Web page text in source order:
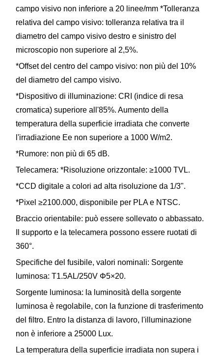
campo visivo non inferiore a 20 linee/mm *Tolleranza
relativa del campo visivo: tolleranza relativa tra il
diametro del campo visivo destro e sinistro del
microscopio non superiore al 2,5%.
*Offset del centro del campo visivo: non più del 10%
del diametro del campo visivo.
*Dispositivo di illuminazione: CRI (indice di resa
cromatica) superiore all'85%. Aumento della
temperatura della superficie irradiata che converte
l'irradiazione Ee non superiore a 1000 W/m2.
*Rumore: non più di 65 dB.
Telecamera: *Risoluzione orizzontale: ≥1000 TVL.
*CCD digitale a colori ad alta risoluzione da 1/3".
*Pixel ≥2100.000, disponibile per PLA e NTSC.
Braccio orientabile: può essere sollevato o abbassato.
Il supporto e la telecamera possono essere ruotati di
360°.
Specifiche del fusibile, valori nominali: Sorgente
luminosa: T1.5AL/250V Φ5×20.
Sorgente luminosa: la luminosità della sorgente
luminosa è regolabile, con la funzione di trasferimento
del filtro. Entro la distanza di lavoro, l'illuminazione
non è inferiore a 25000 Lux.
La temperatura della superficie irradiata non supera i